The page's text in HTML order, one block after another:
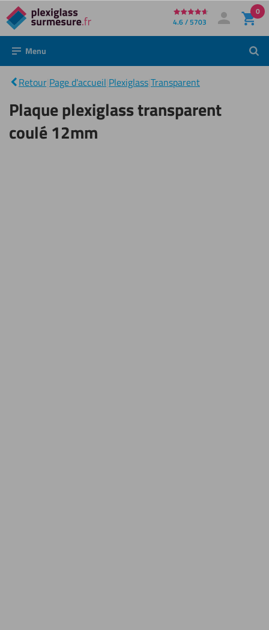
Directement
au
contenu
4.6 / 5703 Mon compte
Se connecter
0
Menu
Retour Page d'accueil PlexiglassTransparent
Plaque
transparent
coulé
12mm
Plaque plexiglass transparent
coulé 12mm